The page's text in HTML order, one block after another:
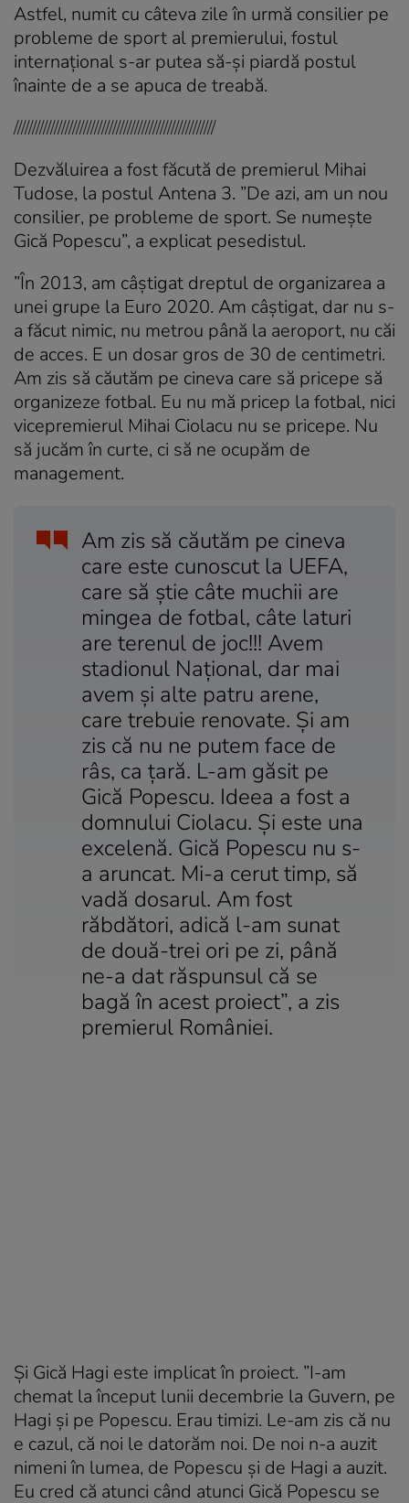
Astfel, numit cu câteva zile în urmă consilier pe
probleme de sport al premierului, fostul
internațional s-ar putea să-și piardă postul
înainte de a se apuca de treabă.
///////////////////////////////////////////////////////
Dezvăluirea a fost făcută de premierul Mihai
Tudose, la postul Antena 3. ”De azi, am un nou
consilier, pe probleme de sport. Se numește
Gică Popescu”, a explicat pesedistul.
”În 2013, am câștigat dreptul de organizarea a
unei grupe la Euro 2020. Am câștigat, dar nu s-
a făcut nimic, nu metrou până la aeroport, nu căi
de acces. E un dosar gros de 30 de centimetri.
Am zis să căutăm pe cineva care să pricepe să
organizeze fotbal. Eu nu mă pricep la fotbal, nici
vicepremierul Mihai Ciolacu nu se pricepe. Nu
să jucăm în curte, ci să ne ocupăm de
management.
Am zis să căutăm pe cineva
care este cunoscut la UEFA,
care să știe câte muchii are
mingea de fotbal, câte laturi
are terenul de joc!!! Avem
stadionul Național, dar mai
avem și alte patru arene,
care trebuie renovate. Și am
zis că nu ne putem face de
râs, ca țară. L-am găsit pe
Gică Popescu. Ideea a fost a
domnului Ciolacu. Și este una
excelenă. Gică Popescu nu s-
a aruncat. Mi-a cerut timp, să
vadă dosarul. Am fost
răbdători, adică l-am sunat
de două-trei ori pe zi, până
ne-a dat răspunsul că se
bagă în acest proiect”, a zis
premierul României.
Și Gică Hagi este implicat în proiect. ”I-am
chemat la început lunii decembrie la Guvern, pe
Hagi și pe Popescu. Erau timizi. Le-am zis că nu
e cazul, că noi le datorăm noi. De noi n-a auzit
nimeni în lumea, de Popescu și de Hagi a auzit.
Eu cred că atunci când atunci Gică Popescu se